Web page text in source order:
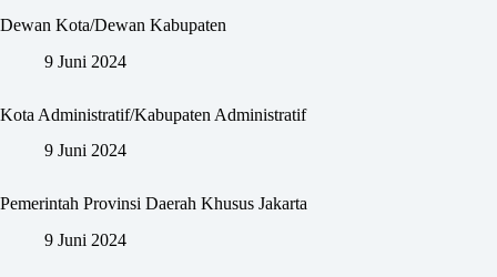
Dewan Kota/Dewan Kabupaten
9 Juni 2024
Kota Administratif/Kabupaten Administratif
9 Juni 2024
Pemerintah Provinsi Daerah Khusus Jakarta
9 Juni 2024